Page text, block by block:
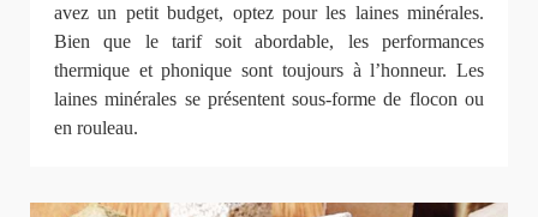
avez un petit budget, optez pour les laines minérales.
Bien que le tarif soit abordable, les performances
thermique et phonique sont toujours à l’honneur. Les
laines minérales se présentent sous-forme de flocon ou
en rouleau.